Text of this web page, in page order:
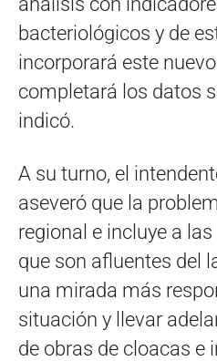
bacteriológicos y de
incorporará este
completará los datos
indicó.
A su turno, el
aseveró que la
regional e incluye a
que son afluentes del
una mirada más
situación y llevar
de obras de cloacas e